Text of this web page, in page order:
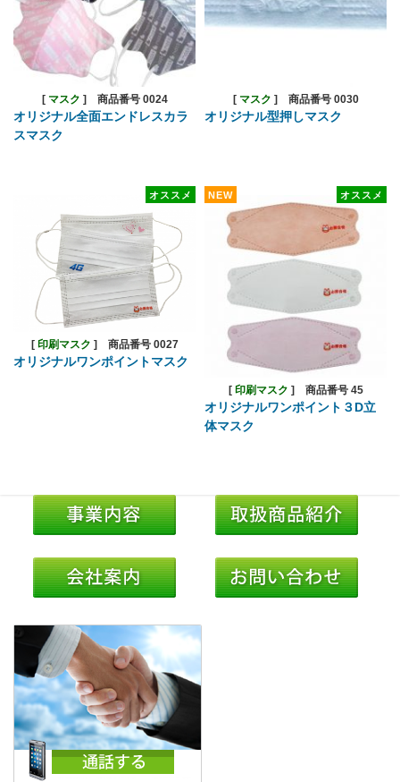
[ マスク ] 商品番号 0024
オリジナル全面エンドレスカラ
スマスク
[ マスク ] 商品番号 0030
オリジナル型押しマスク
オススメ
[ 印刷マスク ] 商品番号 0027
オリジナルワンポイントマスク
NEW オススメ
[ 印刷マスク ] 商品番号 45
オリジナルワンポイント３D立
体マスク